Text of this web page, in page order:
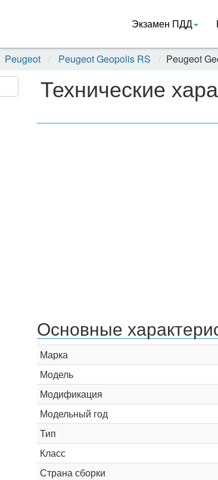
Экзамен ПДД
Peugeot Peugeot Geopolis RS Peugeot
Технические
Основные
Марка
Модель
Модификация
Модельный год
Тип
Класс
Страна сборки